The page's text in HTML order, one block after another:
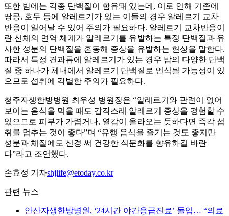
또한 밤에는 각종 단백질이 함유돼 있는데, 이로 인해 기존에
땅콩, 호두 등에 알레르기가 있는 이들의 경우 알레르기 교차
반응이 일어날 수 있어 주의가 필요하다. 알레르기 교차반응이
란 신체의 면역 체계가 알레르기를 유발하는 특정 단백질과 유
사한 성분의 단백질을 혼동해 증상을 유발하는 현상을 말한다.
따라서 특정 견과류에 알레르기가 있는 경우 밤의 다양한 단백
질 중 하나가 체내에서 알레르기 단백질로 인식될 가능성이 있
으므로 섭취에 각별한 주의가 필요하다.
청주자생한방병원 최우성 병원장은 “알레르기와 관련이 없어
보이는 음식을 먹을 때도 갑작스레 알레르기 증상을 경험할 수
있으므로 피부가 가렵거나, 열감이 올라오는 듯하다면 즉각 섭
취를 멈추는 것이 좋다”며 “유행 음식을 즐기는 것도 좋지만
성분과 체질에도 신경 써 건강한 식문화를 향유하길 바란
다”라고 조언했다.
손효정 기자shjlife@etoday.co.kr
관련 뉴스
안산자생한방병원, ‘24시간 야간응급진료’ 돌입… “의료